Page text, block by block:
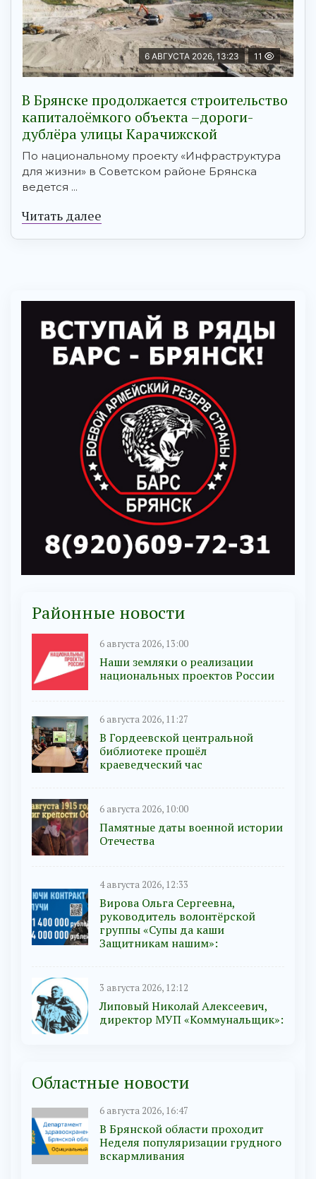
6 АВГУСТА 2026, 13:23 11
В Брянске продолжается строительство
капиталоёмкого объекта –дороги-
дублёра улицы Карачижской
По национальному проекту «Инфраструктура
для жизни» в Советском районе Брянска
ведется ...
Читать далее
Районные новости
6 августа 2026, 13:00
Наши земляки о реализации
национальных проектов России
6 августа 2026, 11:27
В Гордеевской центральной
библиотеке прошёл
краеведческий час
6 августа 2026, 10:00
Памятные даты военной истории
Отечества
4 августа 2026, 12:33
Вирова Ольга Сергеевна,
руководитель волонтёрской
группы «Супы да каши
Защитникам нашим»:
3 августа 2026, 12:12
Липовый Николай Алексеевич,
директор МУП «Коммунальщик»:
Областные новости
6 августа 2026, 16:47
В Брянской области проходит
Неделя популяризации грудного
вскармливания